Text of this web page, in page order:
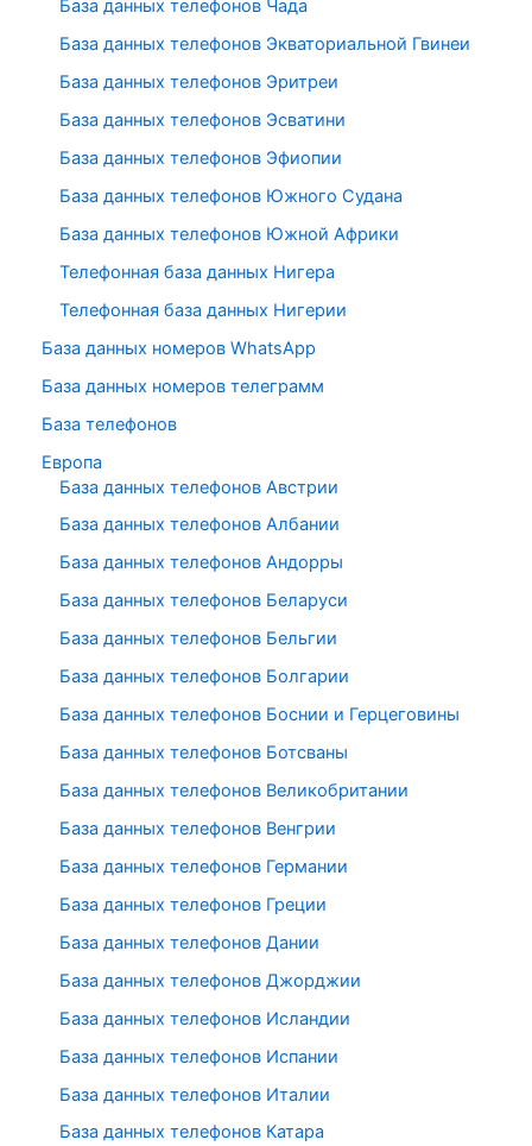
База данных телефонов Чада
База данных телефонов Экваториальной Гвинеи
База данных телефонов Эритреи
База данных телефонов Эсватини
База данных телефонов Эфиопии
База данных телефонов Южного Судана
База данных телефонов Южной Африки
Телефонная база данных Нигера
Телефонная база данных Нигерии
База данных номеров WhatsApp
База данных номеров телеграмм
База телефонов
Европа
База данных телефонов Австрии
База данных телефонов Албании
База данных телефонов Андорры
База данных телефонов Беларуси
База данных телефонов Бельгии
База данных телефонов Болгарии
База данных телефонов Боснии и Герцеговины
База данных телефонов Ботсваны
База данных телефонов Великобритании
База данных телефонов Венгрии
База данных телефонов Германии
База данных телефонов Греции
База данных телефонов Дании
База данных телефонов Джорджии
База данных телефонов Исландии
База данных телефонов Испании
База данных телефонов Италии
База данных телефонов Катара